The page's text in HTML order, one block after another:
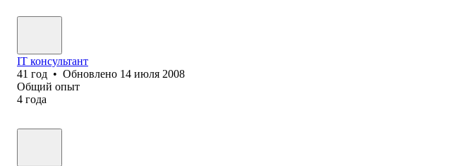
IT консультант
41 год • Обновлено 14 июля 2008
Общий опыт
4 года